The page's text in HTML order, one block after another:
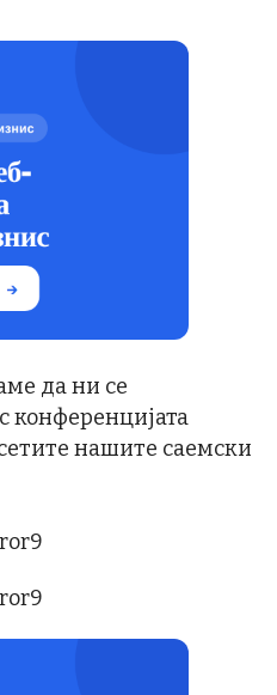
да ни се
конференцијата
нашите саемски